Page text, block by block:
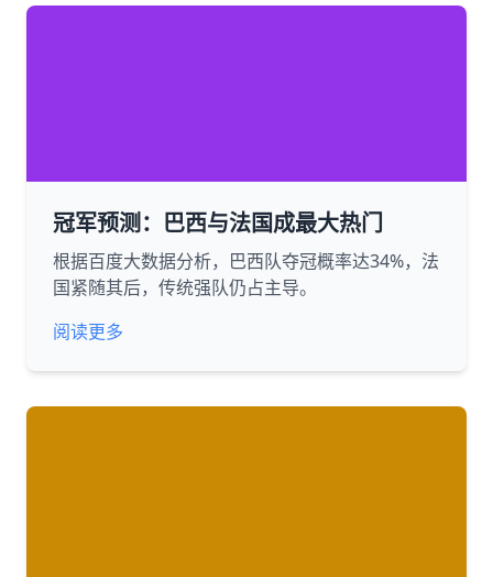
冠军预测：巴西与法国成最大热门
根据百度大数据分析，巴西队夺冠概率达34%，法
国紧随其后，传统强队仍占主导。
阅读更多